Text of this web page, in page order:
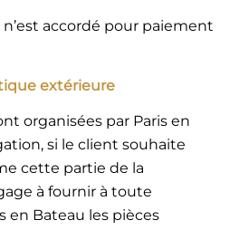
accordé pour paiement
extérieure
organisées par Paris en
si le client souhaite
cette partie de la
à fournir à toute
en Bateau les pièces